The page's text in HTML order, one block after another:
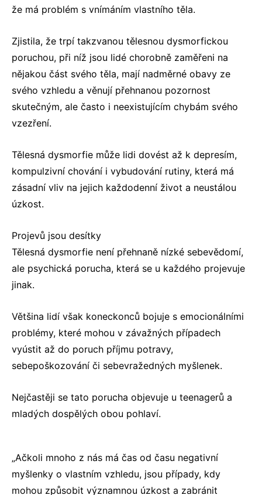
že má problém s vnímáním vlastního těla.
Zjistila, že trpí takzvanou tělesnou dysmorfickou
poruchou, při níž jsou lidé chorobně zaměřeni na
nějakou část svého těla, mají nadměrné obavy ze
svého vzhledu a věnují přehnanou pozornost
skutečným, ale často i neexistujícím chybám svého
vzezření.
Tělesná dysmorfie může lidi dovést až k depresím,
kompulzivní chování i vybudování rutiny, která má
zásadní vliv na jejich každodenní život a neustálou
úzkost.
Projevů jsou desítky
Tělesná dysmorfie není přehnaně nízké sebevědomí,
ale psychická porucha, která se u každého projevuje
jinak.
Většina lidí však koneckonců bojuje s emocionálními
problémy, které mohou v závažných případech
vyústit až do poruch příjmu potravy,
sebepoškozování či sebevražedných myšlenek.
Nejčastěji se tato porucha objevuje u teenagerů a
mladých dospělých obou pohlaví.
„Ačkoli mnoho z nás má čas od času negativní
myšlenky o vlastním vzhledu, jsou případy, kdy
mohou způsobit významnou úzkost a zabránit